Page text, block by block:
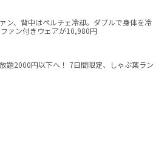
ン、背中はペルチェ冷却。ダブルで身体を冷
ァン付きウェアが10,980円
放題2000円以下へ！ 7日間限定、しゃぶ葉ラン